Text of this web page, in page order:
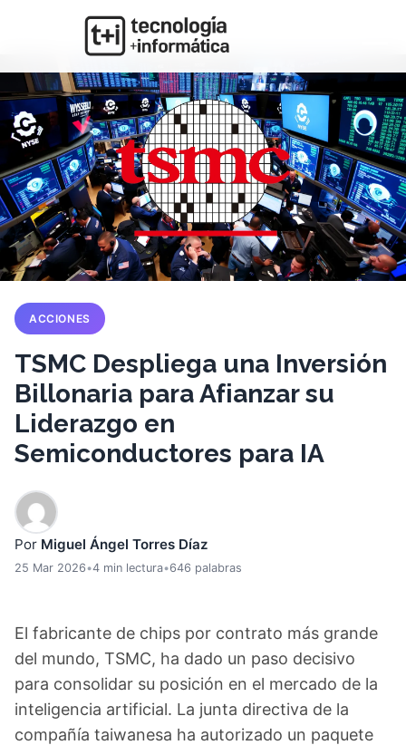
ACCIONES
TSMC Despliega una Inversión
Billonaria para Afianzar su
Liderazgo en
Semiconductores para IA
Por Miguel Ángel Torres Díaz
25 Mar 2026•4 min lectura•646 palabras
El fabricante de chips por contrato más grande
del mundo, TSMC, ha dado un paso decisivo
para consolidar su posición en el mercado de la
inteligencia artificial. La junta directiva de la
compañía taiwanesa ha autorizado un paquete